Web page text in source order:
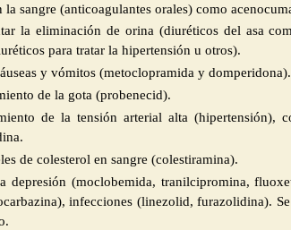
sangre (anticoagulantes orales) como
la eliminación de orina (diuréticos del asa
para tratar la hipertensión u otros).
y vómitos (metoclopramida y domperidona).
de la gota (probenecid).
de la tensión arterial alta
de colesterol en sangre (colestiramina).
depresión (moclobemida, tranilcipromina,
infecciones (linezolid, furazolidina).